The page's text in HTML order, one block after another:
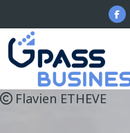
Aller au contenu principal
Flavien ETHEVE